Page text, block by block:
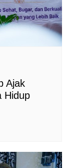
Ajak
Hidup